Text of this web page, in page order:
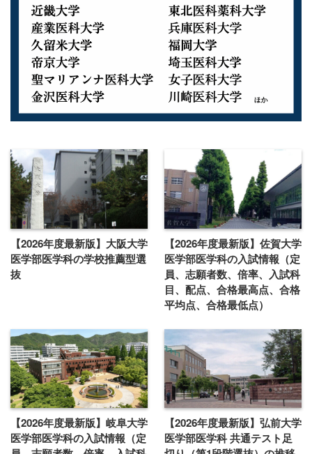
【2026年度最新版】大阪大学
医学部医学科の学校推薦型選
抜
【2026年度最新版】佐賀大学
医学部医学科の入試情報（定
員、志願者数、倍率、入試科
目、配点、合格最高点、合格
平均点、合格最低点）
【2026年度最新版】岐阜大学
医学部医学科の入試情報（定
【2026年度最新版】弘前大学
医学部医学科 共通テスト足